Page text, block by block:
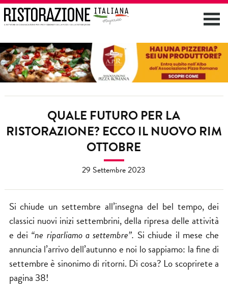
QUALE FUTURO PER LA
RISTORAZIONE? ECCO IL NUOVO RIM
OTTOBRE
29 Settembre 2023
Si chiude un settembre all’insegna del bel tempo, dei
classici nuovi inizi settembrini, della ripresa delle attività
e dei “ne riparliamo a settembre”. Si chiude il mese che
annuncia l’arrivo dell’autunno e noi lo sappiamo: la fine di
settembre è sinonimo di ritorni. Di cosa? Lo scoprirete a
pagina 38!